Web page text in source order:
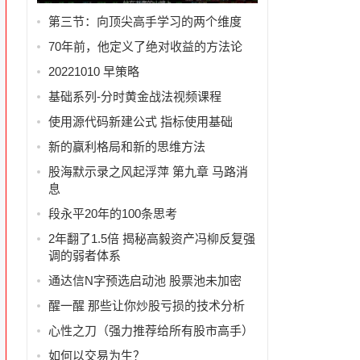
第三节：向顶尖高手学习的两个维度
70年前，他定义了绝对收益的方法论
20221010 早策略
基础系列-分时黄金战法视频课程
使用源代码新建公式 指标使用基础
新的赢利格局和新的思维方法
股海默示录之风起浮萍 第九章 马路消
息
段永平20年的100条思考
2年翻了1.5倍 揭秘高毅资产冯柳反复强
调的弱者体系
通达信N字预选启动池 股票池未加密
醒一醒 那些让你炒股亏损的技术分析
心性之刀（强力推荐给所有股市高手）
如何以交易为生？